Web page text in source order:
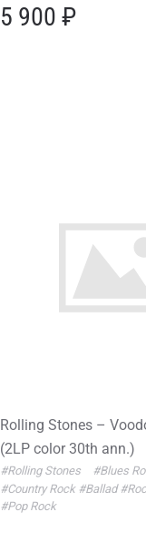
5 900 ₽
Rolling Stones –
(2LP color 30th ann.)
#Rolling Stones
#Blues
#Country Rock #Ballad
#Pop Rock